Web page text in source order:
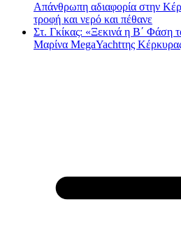
Απάνθρωπη αδιαφορία στην
τροφή και νερό και πέθανε
Στ. Γκίκας: «Ξεκινά η Β΄ Φάση
Μαρίνα MegaYachtτης